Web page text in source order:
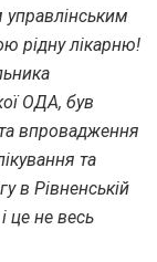
рідну лікарню!
ОДА, був
впровадження
та
в Рівненській
це не весь